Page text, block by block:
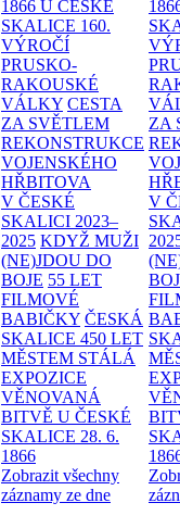
1866 U ČESKÉ
SKALICE 160.
VÝROČÍ
PRUSKO-
RAKOUSKÉ
VÁLKY CESTA
ZA SVĚTLEM
REKONSTRUKCE
VOJENSKÉHO
HŘBITOVA
V ČESKÉ
SKALICI 2023–
2025 KDYŽ MUŽI
(NE)JDOU DO
BOJE 55 LET
FILMOVÉ
BABIČKY ČESKÁ
SKALICE 450 LET
MĚSTEM STÁLÁ
EXPOZICE
VĚNOVANÁ
BITVĚ U ČESKÉ
SKALICE 28. 6.
1866
Zobrazit všechny
záznamy ze dne
ZA
V